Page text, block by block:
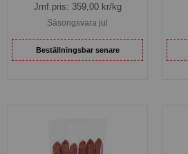
Jmf.pris: 359,00kr/kg
Säsongsvara jul
Beställningsbar senare